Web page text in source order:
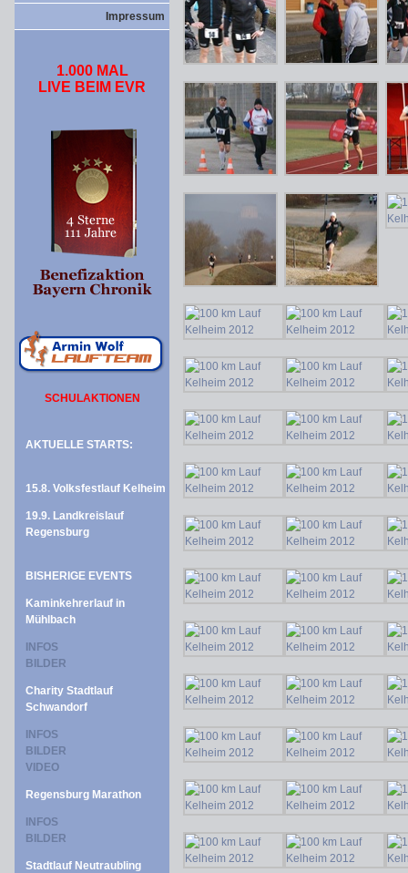
Impressum
1.000 MAL
LIVE BEIM EVR
SCHULAKTIONEN
AKTUELLE STARTS:
15.8. Volksfestlauf Kelheim
19.9. Landkreislauf
Regensburg
BISHERIGE EVENTS
Kaminkehrerlauf in
Mühlbach
INFOS
BILDER
Charity Stadtlauf
Schwandorf
INFOS
BILDER
VIDEO
Regensburg Marathon
INFOS
BILDER
Stadtlauf Neutraubling